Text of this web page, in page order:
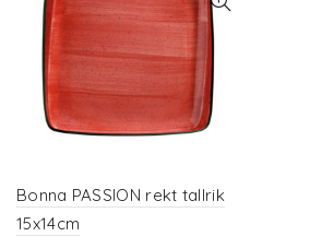
Bonna PASSION rekt tallrik
15x14cm